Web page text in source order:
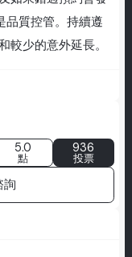
品質控管。持續遵
較少的意外延長。
5.0
點
936
投票
詢